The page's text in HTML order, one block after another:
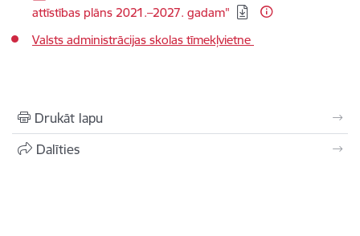
attīstības plāns 2021.–2027. gadam"
Valsts administrācijas skolas tīmekļvietne
Drukāt lapu
Dalīties